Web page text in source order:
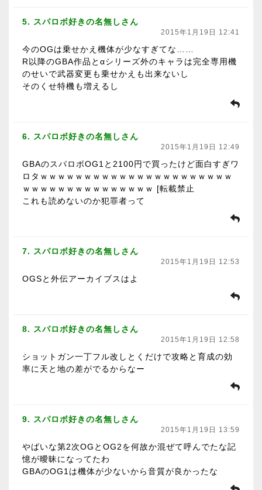
5. スパロボ好きの名無しさん
2015年1月19日 12:41
今のOGは乗せかえ機体が少なすぎてな……
R以降のGBA作品とαシリーズ外のキャラは完全専用機
のせいで武器変更も乗せかえも出来ないし
そのくせ特機も増えるし
6. スパロボ好きの名無しさん
2015年1月19日 12:49
GBAのスパロボOG1と2100円で買ったけど面白すぎワ
ロタｗｗｗｗｗｗｗｗｗｗｗｗｗｗｗｗｗｗｗｗｗｗ
ｗｗｗｗｗｗｗｗｗｗｗｗｗｗｗ [転載禁止
これも読めないのか犯罪者って
7. スパロボ好きの名無しさん
2015年1月19日 12:53
OGSと外伝アーカイブスはよ
8. スパロボ好きの名無しさん
2015年1月19日 12:58
ショットガン一丁フル改しとくだけで攻略と育成の効
率に天と地の差がでるからなー
9. スパロボ好きの名無しさん
2015年1月19日 13:59
やばいな第2次OGとOG2を何故か混ぜて呼んでたな記
憶が曖昧になってたわ
GBAのOG1は機体が少ないから音質が良かったな